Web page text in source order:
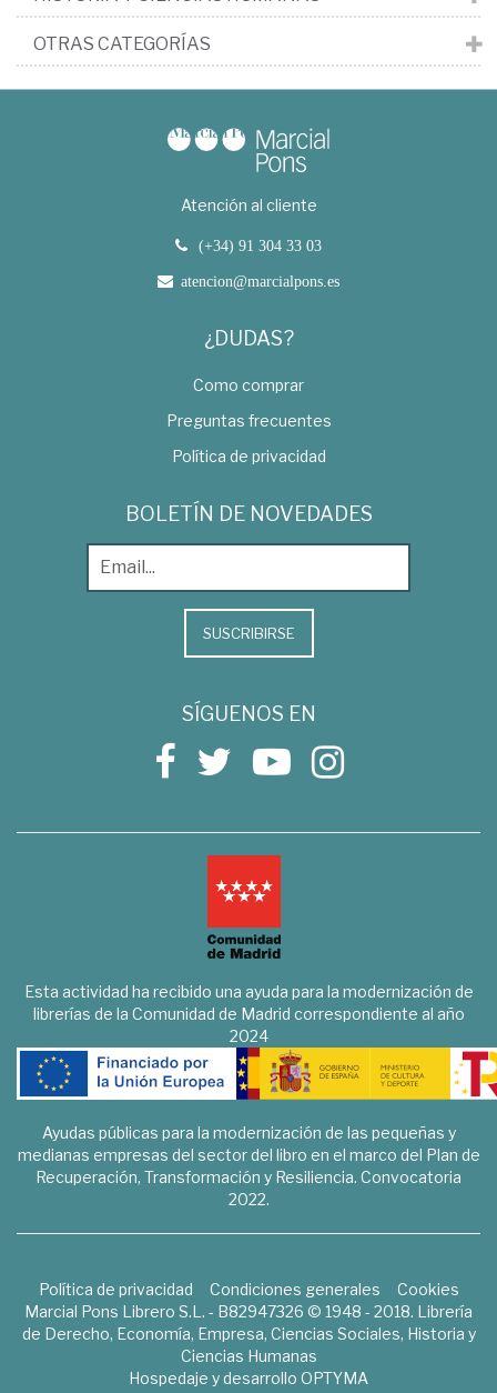
OTRAS CATEGORÍAS
Atención al cliente
(+34) 91 304 33 03
atencion@marcialpons.es
¿DUDAS?
Como comprar
Preguntas frecuentes
Política de privacidad
BOLETÍN DE NOVEDADES
SUSCRIBIRSE
SÍGUENOS EN
Esta actividad ha recibido una ayuda para la modernización de
librerías de la Comunidad de Madrid correspondiente al año
2024
Ayudas públicas para la modernización de las pequeñas y
medianas empresas del sector del libro en el marco del Plan de
Recuperación, Transformación y Resiliencia. Convocatoria
2022.
Política de privacidad Condiciones generales
Cookies
Marcial Pons Librero S.L. - B82947326 © 1948 - 2018. Librería
de Derecho, Economía, Empresa, Ciencias Sociales, Historia y
Ciencias Humanas
Hospedaje y desarrollo OPTYMA